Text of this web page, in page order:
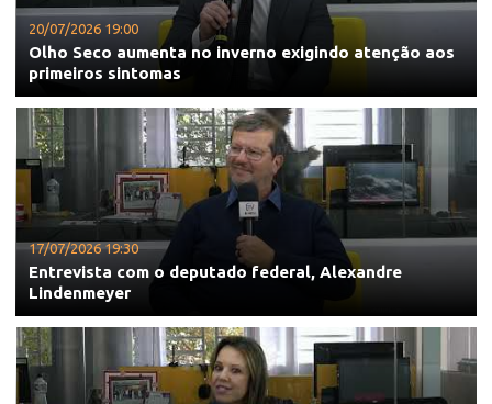
20/07/2026 19:00
Olho Seco aumenta no inverno exigindo atenção aos
primeiros sintomas
17/07/2026 19:30
Entrevista com o deputado federal, Alexandre
Lindenmeyer